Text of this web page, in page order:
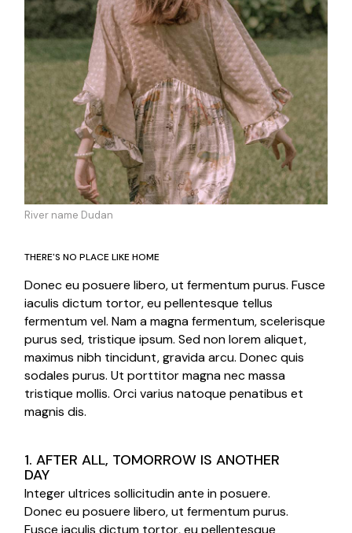
River name Dudan
THERE'S NO PLACE LIKE HOME
Donec eu posuere libero, ut fermentum purus. Fusce
iaculis dictum tortor, eu pellentesque tellus
fermentum vel. Nam a magna fermentum, scelerisque
purus sed, tristique ipsum. Sed non lorem aliquet,
maximus nibh tincidunt, gravida arcu. Donec quis
sodales purus. Ut porttitor magna nec massa
tristique mollis. Orci varius natoque penatibus et
magnis dis.
1. AFTER ALL, TOMORROW IS ANOTHER
DAY
Integer ultrices sollicitudin ante in posuere.
Donec eu posuere libero, ut fermentum purus.
Fusce iaculis dictum tortor, eu pellentesque